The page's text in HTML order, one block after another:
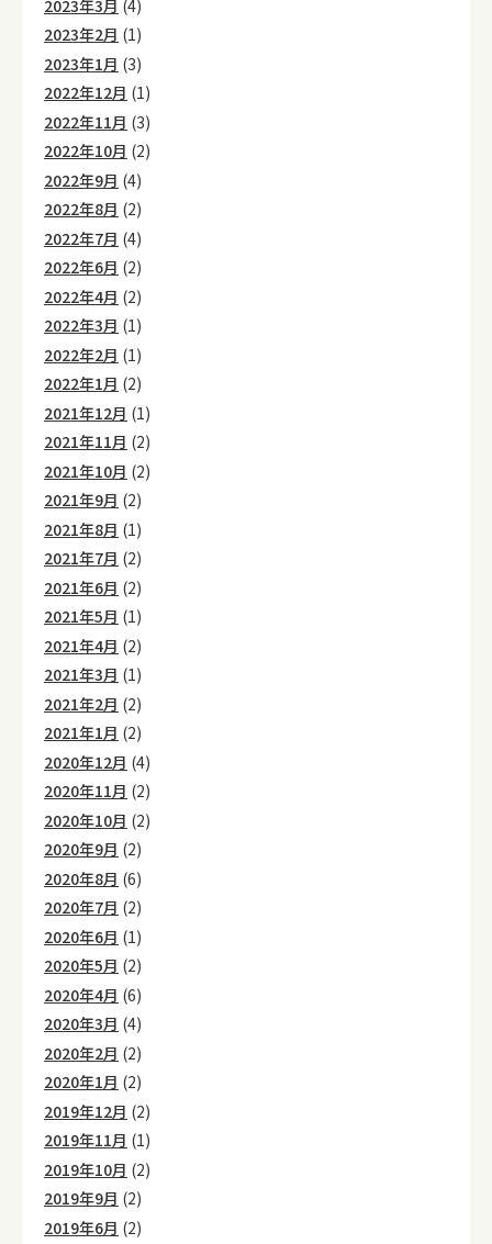
2023年3月 (4)
2023年2月 (1)
2023年1月 (3)
2022年12月 (1)
2022年11月 (3)
2022年10月 (2)
2022年9月 (4)
2022年8月 (2)
2022年7月 (4)
2022年6月 (2)
2022年4月 (2)
2022年3月 (1)
2022年2月 (1)
2022年1月 (2)
2021年12月 (1)
2021年11月 (2)
2021年10月 (2)
2021年9月 (2)
2021年8月 (1)
2021年7月 (2)
2021年6月 (2)
2021年5月 (1)
2021年4月 (2)
2021年3月 (1)
2021年2月 (2)
2021年1月 (2)
2020年12月 (4)
2020年11月 (2)
2020年10月 (2)
2020年9月 (2)
2020年8月 (6)
2020年7月 (2)
2020年6月 (1)
2020年5月 (2)
2020年4月 (6)
2020年3月 (4)
2020年2月 (2)
2020年1月 (2)
2019年12月 (2)
2019年11月 (1)
2019年10月 (2)
2019年9月 (2)
2019年6月 (2)